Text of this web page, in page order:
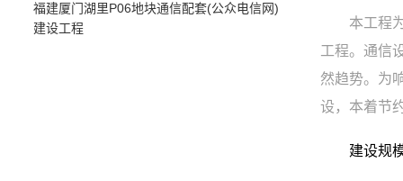
福建厦门湖里P06地块通信配套(公众电信网)
建设工程
本工程
工程。通信
然趋势。为
设，本着节
建设规